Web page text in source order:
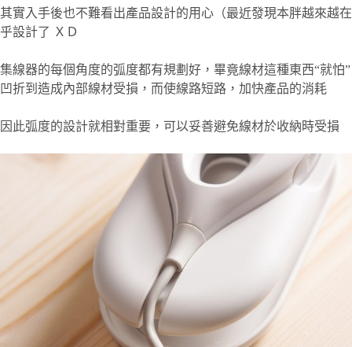
其實入手後也不難看出產品設計的用心（最近發現本胖越來越在
乎設計了 ＸＤ
集線器的每個角度的弧度都有規劃好，畢竟線材這種東西“就怕”
凹折到造成內部線材受損，而使線路短路，加快產品的消耗
因此弧度的設計就相對重要，可以妥善避免線材於收納時受損